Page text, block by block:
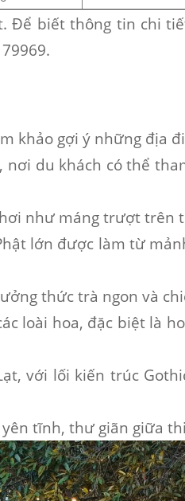
Để biết thông tin chi
khảo gợi ý những địa
du khách có thể
như máng trượt trên
lớn được làm từ
thức trà ngon và
loài hoa, đặc biệt là
với lối kiến trúc
tĩnh, thư giãn giữa